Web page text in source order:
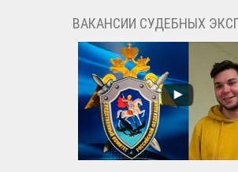
ВАКАНСИИ СУДЕБНЫХ